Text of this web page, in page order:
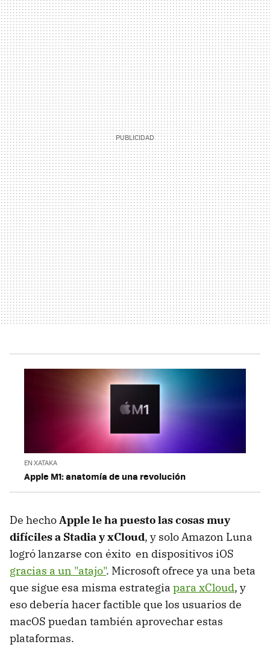
EN XATAKA
Apple M1: anatomía de una revolución
De hechoApple le ha puesto las cosas muy
difíciles a Stadia y xCloud, y solo Amazon Luna
logró lanzarse con éxito en dispositivos iOS
gracias a un "atajo". Microsoft ofrece ya una beta
que sigue esa misma estrategia para xCloud, y
eso debería hacer factible que los usuarios de
macOS puedan también aprovechar estas
plataformas.